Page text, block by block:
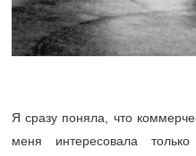
Я сразу поняла, что
меня интересовала только